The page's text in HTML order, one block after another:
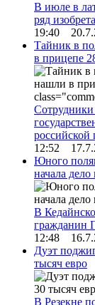
В июле в
ряд
19:40
Тайник в
в прицепе
12:52
Юного
начала
В
гражданин
12:48
Дуэт
тысяч евро
В Резекне